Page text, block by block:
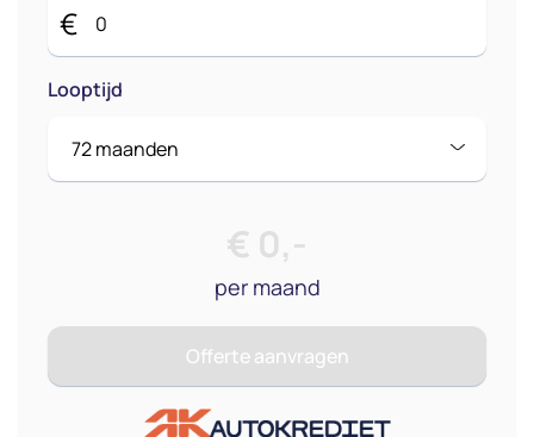
€
Looptijd
€ 0,-
per maand
Offerte aanvragen